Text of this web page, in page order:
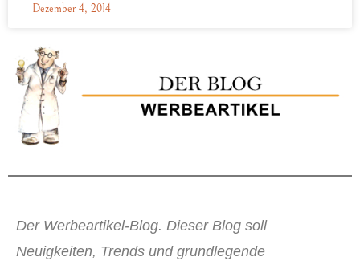
Dezember 4, 2014
Der Werbeartikel-Blog. Dieser Blog soll
Neuigkeiten, Trends und grundlegende